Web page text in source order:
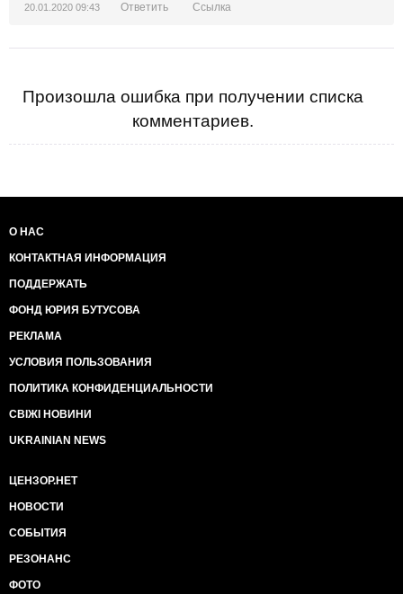
20.01.2020 09:43 Ответить Ссылка
Произошла ошибка при получении списка
комментариев.
О НАС
КОНТАКТНАЯ ИНФОРМАЦИЯ
ПОДДЕРЖАТЬ
ФОНД ЮРИЯ БУТУСОВА
РЕКЛАМА
УСЛОВИЯ ПОЛЬЗОВАНИЯ
ПОЛИТИКА КОНФИДЕНЦИАЛЬНОСТИ
СВІЖІ НОВИНИ
UKRAINIAN NEWS
ЦЕНЗОР.НЕТ
НОВОСТИ
СОБЫТИЯ
РЕЗОНАНС
ФОТО